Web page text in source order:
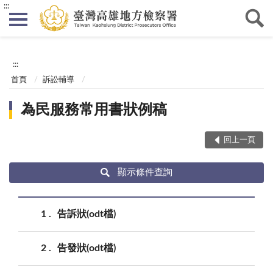
:::
:::
首頁 訴訟輔導
為民服務常用書狀例稿
回上一頁
顯示條件查詢
1 告訴狀(odt檔)
2 告發狀(odt檔)